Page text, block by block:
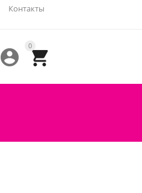
Контакты
0

